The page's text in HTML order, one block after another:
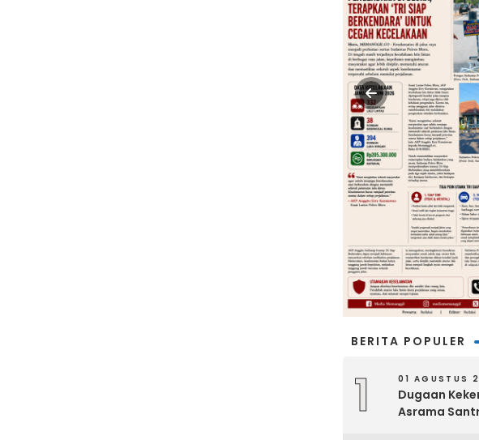
BERITA POPULER
1 01 AGUSTUS
Dugaan
Asrama